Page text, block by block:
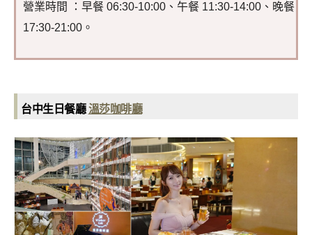
營業時間 ：早餐 06:30-10:00、午餐 11:30-14:00、晚餐
17:30-21:00。
台中生日餐廳溫莎咖啡廳